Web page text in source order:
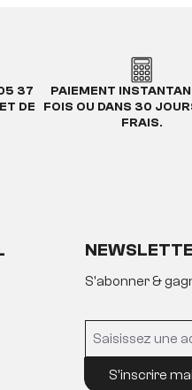
37
DE
PAIEMENT
FOIS OU DANS 30
FRAIS.
S'abonner &
S'inscrire